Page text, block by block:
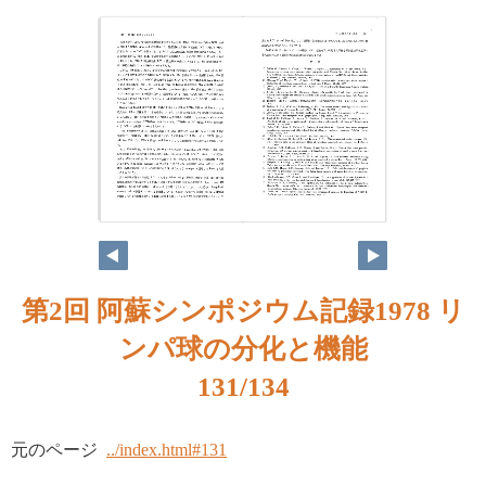
第2回 阿蘇シンポジウム記録1978 リ
ンパ球の分化と機能
131/134
元のページ ../index.html#131